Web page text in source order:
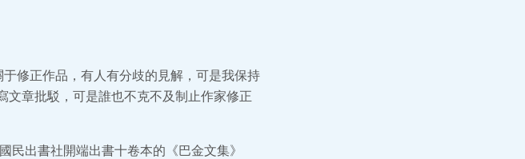
修正作品，有人有分歧的見解，可是我保持
文章批駁，可是誰也不克不及制止作家修正
民出書社開端出書十卷本的《巴金文集》